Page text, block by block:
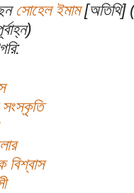
সোহেল ইমাম[অতিথি]
বিশ্বাস